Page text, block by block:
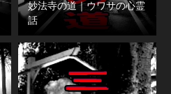
妙法寺の道｜ウワサの心霊
話